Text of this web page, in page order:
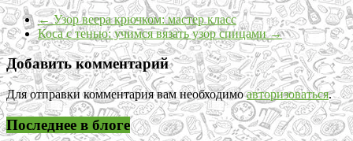
←Узор веера крючком: мастер класс
Коса с тенью: учимся вязать узор спицами→
Добавить комментарий
Для отправки комментария вам необходимоавторизоваться.
Последнее в блоге